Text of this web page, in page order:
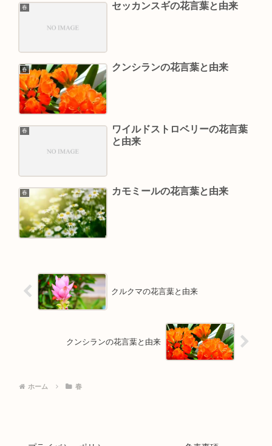
春 セッカンスギの花言葉と由来
春 クンシランの花言葉と由来
春
ワイルドストロベリーの花言葉
と由来
春 カモミールの花言葉と由来
クルクマの花言葉と由来
クンシランの花言葉と由来
ホーム 春